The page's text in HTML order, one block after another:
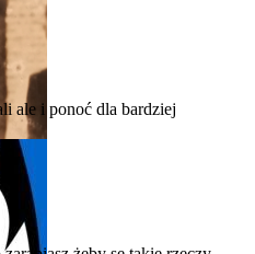
ale i ponoć dla bardziej